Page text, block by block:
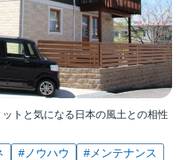
トと気になる日本の風土との相性
#ノウハウ
#メンテナンス